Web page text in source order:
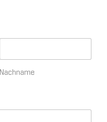
Nachname